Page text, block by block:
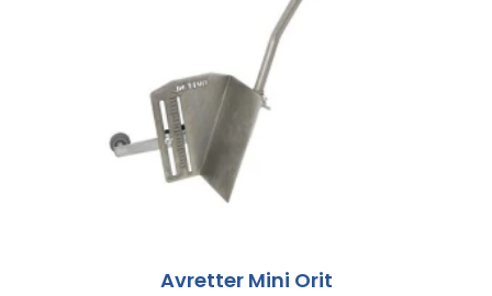
Avretter Mini Orit